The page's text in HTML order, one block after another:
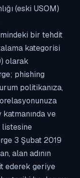
(eski USOM)
bir tehdit
kategorisi
olarak
phishing
politikanıza,
ve
listesine
3 Şubat 2019
alan adının
ederek geriye